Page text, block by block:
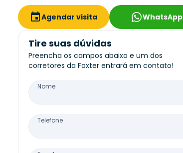
Agendar visita WhatsApp
Tire suas dúvidas
Preencha os campos abaixo e um dos
corretores da Foxter entrará em contato!
Nome
Telefone